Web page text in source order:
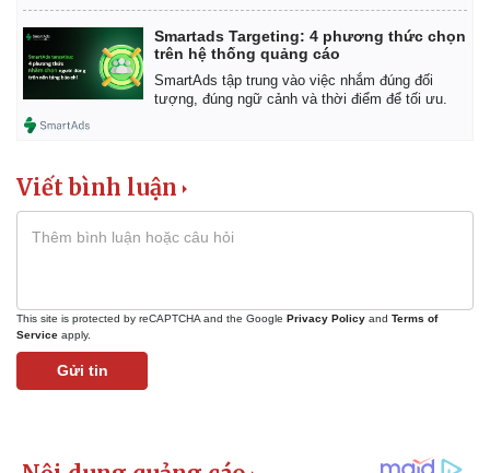
Tư vấn luật
Phân tích
Smartads Targeting: 4 phương thức chọn
trên hệ thống quảng cáo
SmartAds tập trung vào việc nhắm đúng đối
tượng, đúng ngữ cảnh và thời điểm để tối ưu.
Viết bình luận
This site is protected by reCAPTCHA and the Google Privacy Policy and Terms of
Service apply.
Gửi tin